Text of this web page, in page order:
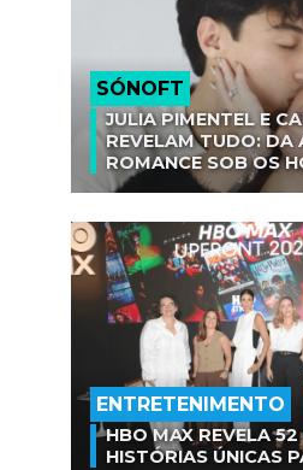
SÓNOFT
JULIA PIMENTEL E
REVELAM TUDO: DA
ROMANCE SOB OS
ENTRETENIMENTO
HBO MAX REVELA
HISTÓRIAS ÚNICAS